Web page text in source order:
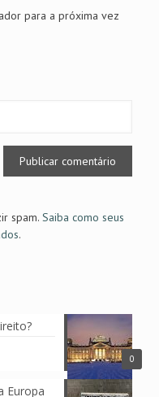
para a próxima vez
spam. Saiba como seus
.
0
Europa